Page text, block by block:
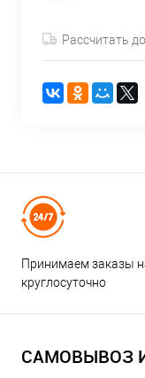
Рассчитать
Принимаем заказы
круглосуточно
САМОВЫВОЗ